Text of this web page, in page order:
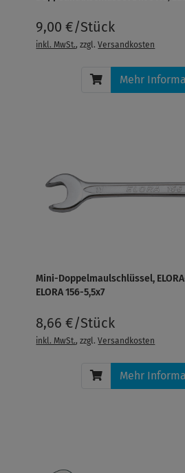
9,00 €/Stück
inkl. MwSt., zzgl.Versandkosten
Mehr
Mini-Doppelmaulschlüssel,
ELORA 156-5,5x7
8,66 €/Stück
inkl. MwSt., zzgl.Versandkosten
Mehr